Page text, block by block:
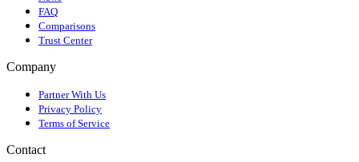
FAQ
Comparisons
Trust Center
Company
Partner With Us
Privacy Policy
Terms of Service
Contact